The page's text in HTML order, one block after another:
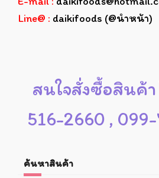
Line@ : daikifoods (@นำหน้า)
สนใจสั่งซื้อสินค้
516-2660 ,
ค้นหาสินค้า